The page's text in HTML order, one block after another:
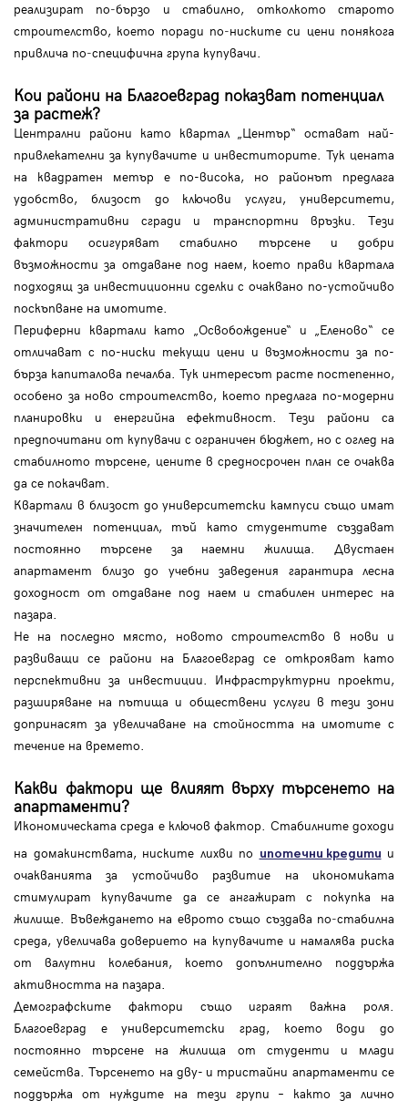
реализират по‑бързо и стабилно, отколкото старото
строителство, което поради по‑ниските си цени понякога
привлича по‑специфична група купувачи.
Кои райони на Благоевград показват потенциал
за растеж?
Централни райони като квартал „Център“ остават най-
привлекателни за купувачите и инвеститорите. Тук цената
на квадратен метър е по-висока, но районът предлага
удобство, близост до ключови услуги, университети,
административни сгради и транспортни връзки. Тези
фактори осигуряват стабилно търсене и добри
възможности за отдаване под наем, което прави квартала
подходящ за инвестиционни сделки с очаквано по-устойчиво
поскъпване на имотите.
Периферни квартали като „Освобождение“ и „Еленово“ се
отличават с по-ниски текущи цени и възможности за по-
бърза капиталова печалба. Тук интересът расте постепенно,
особено за ново строителство, което предлага по-модерни
планировки и енергийна ефективност. Тези райони са
предпочитани от купувачи с ограничен бюджет, но с оглед на
стабилното търсене, цените в средносрочен план се очаква
да се покачват.
Квартали в близост до университетски кампуси също имат
значителен потенциал, тъй като студентите създават
постоянно търсене за наемни жилища. Двустаен
апартамент близо до учебни заведения гарантира лесна
доходност от отдаване под наем и стабилен интерес на
пазара.
Не на последно място, новото строителство в нови и
развиващи се райони на Благоевград се открояват като
перспективни за инвестиции. Инфраструктурни проекти,
разширяване на пътища и обществени услуги в тези зони
допринасят за увеличаване на стойността на имотите с
течение на времето.
Какви фактори ще влияят върху търсенето на
апартаменти?
Икономическата среда е ключов фактор. Стабилните доходи
на домакинствата, ниските лихви по ипотечни кредити и
очакванията за устойчиво развитие на икономиката
стимулират купувачите да се ангажират с покупка на
жилище. Въвеждането на еврото също създава по‑стабилна
среда, увеличава доверието на купувачите и намалява риска
от валутни колебания, което допълнително поддържа
активността на пазара.
Демографските фактори също играят важна роля.
Благоевград е университетски град, което води до
постоянно търсене на жилища от студенти и млади
семейства. Търсенето на дву- и тристайни апартаменти се
поддържа от нуждите на тези групи – както за лично